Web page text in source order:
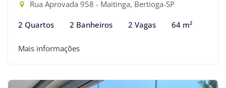
Rua Aprovada 958 - Maitinga, Bertioga-SP
2 Quartos 2 Banheiros 2 Vagas 64 m²
Mais informações